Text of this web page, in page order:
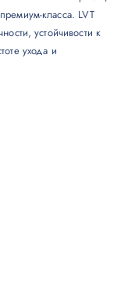
класса. LVT
устойчивости к
ухода и